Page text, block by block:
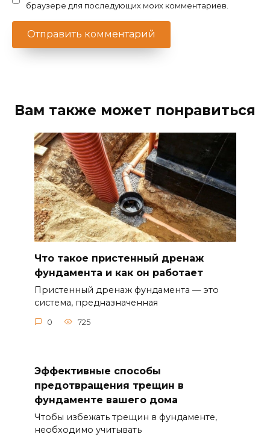
браузере для последующих моих комментариев.
Вам также может понравиться
Что такое пристенный дренаж
фундамента и как он работает
Пристенный дренаж фундамента — это
система, предназначенная
0 725
Эффективные способы
предотвращения трещин в
фундаменте вашего дома
Чтобы избежать трещин в фундаменте,
необходимо учитывать